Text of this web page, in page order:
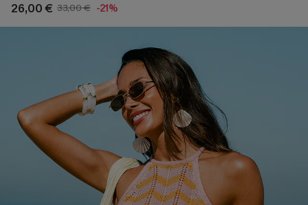
26,00 € 33,00 € -21%